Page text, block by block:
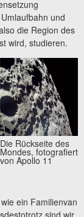
und
die Region des
wird, studieren.
Die Rückseite des
Mondes, fotografiert
von Apollo 11
ein Familienvan
sind wir